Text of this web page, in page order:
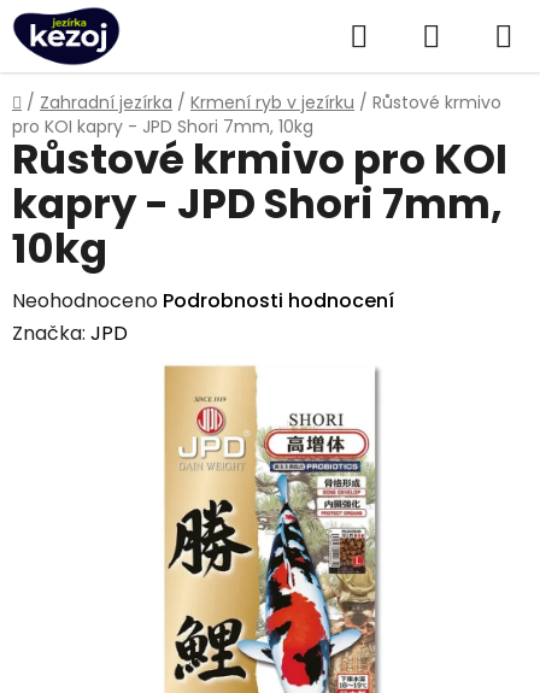
Přejít
na
obsah
Hledat
KOŠÍK
Domů
/ Zahradní jezírka / Krmení ryb v jezírku / Růstové krmivo
pro KOI kapry - JPD Shori 7mm, 10kg
Růstové krmivo pro KOI
kapry - JPD Shori 7mm,
10kg
Průměrné
hodnocení
Neohodnoceno Podrobnosti hodnocení
Značka: JPD